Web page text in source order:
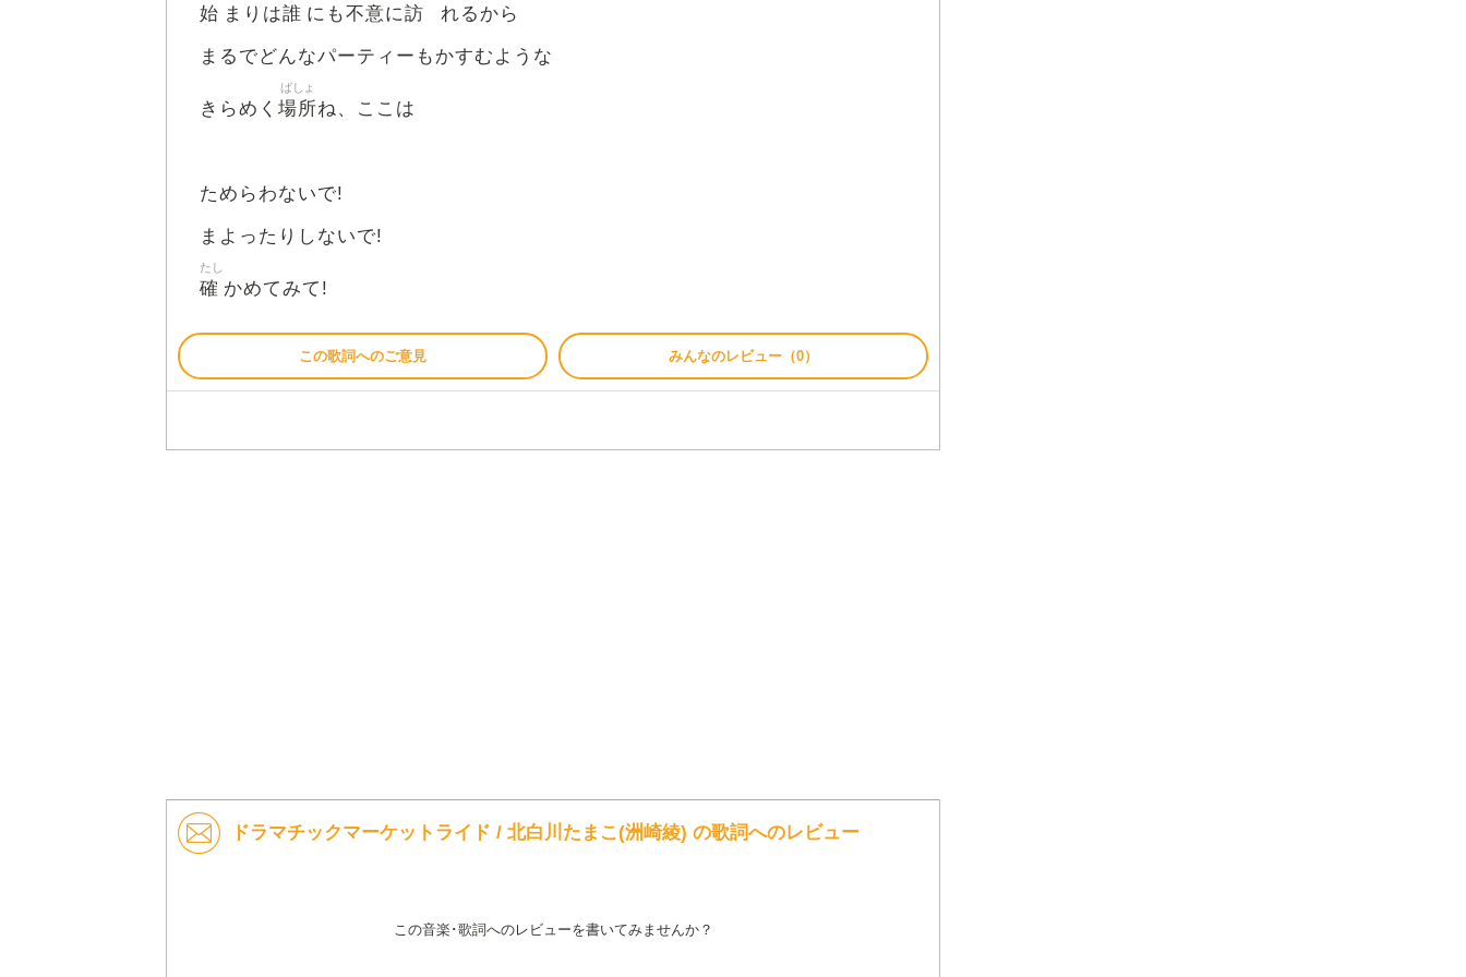
始 まりは誰 にも不意に訪 れるから
まるでどんなパーティーもかすむような
きらめく 場所
ばしょ
ね、ここは
ためらわないで!
まよったりしないで!
確
たし
かめてみて!
この歌詞へのご意見 みんなのレビュー（0）
ドラマチックマーケットライド / 北白川たまこ(洲崎綾) の歌詞へのレビュー
この音楽･歌詞へのレビューを書いてみませんか？